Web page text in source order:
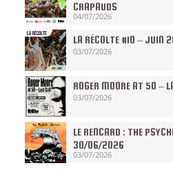
CRAPAUDS
04/07/2026
LA RÉCOLTE #10 – JUIN
03/07/2026
ROGER MOORE AT 50 –
03/07/2026
LE RENCARD : THE
30/06/2026
03/07/2026